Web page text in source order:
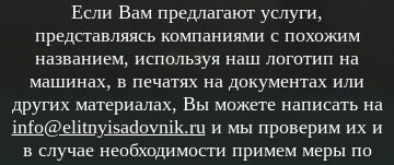
Если Вам предлагают услуги,
представляясь компаниями с похожим
названием, используя наш логотип на
машинах, в печатях на документах или
других материалах, Вы можете написать на
info@elitnyisadovnik.ruи мы проверим их и
в случае необходимости примем меры по